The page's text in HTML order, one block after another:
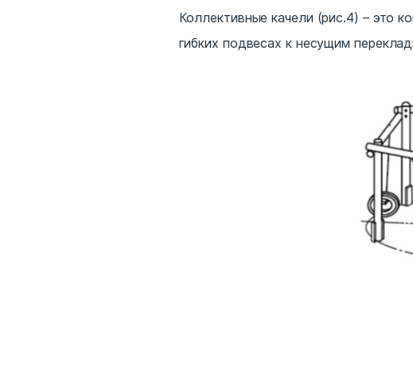
Коллективные качели (рис.4) – это
гибких подвесах к несущим